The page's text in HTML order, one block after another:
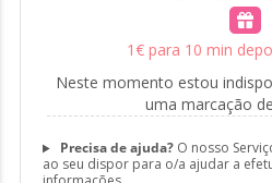
1€ para 10 min
Neste momento estou
uma marcação
Precisa de ajuda?O nosso
ao seu dispor para o/a ajudar a